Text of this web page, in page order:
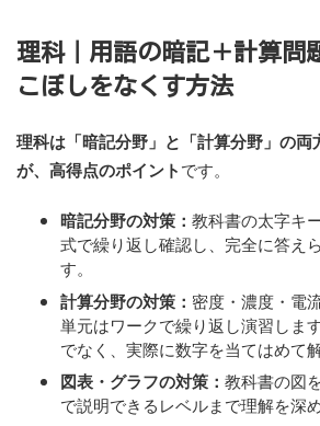
理科｜用語の暗記＋計算問
こぼしをなくす方法
理科は「暗記分野」と「計算分野」の両
が、高得点のポイントです。
暗記分野の対策： 教科書の太字キ
式で繰り返し確認し、完全に答え
す。
計算分野の対策： 密度・濃度・電
単元はワークで繰り返し演習しま
でなく、実際に数字を当てはめて
図表・グラフの対策： 教科書の図
で説明できるレベルまで理解を深